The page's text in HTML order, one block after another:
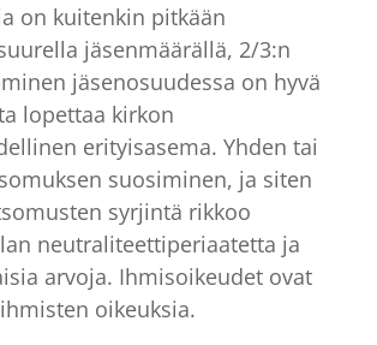
on kuitenkin pitkään
jäsenmäärällä, 2/3:n
jäsenosuudessa on hyvä
lopettaa kirkon
erityisasema. Yhden tai
suosiminen, ja siten
syrjintä rikkoo
neutraliteettiperiaatetta ja
arvoja. Ihmisoikeudet ovat
oikeuksia.